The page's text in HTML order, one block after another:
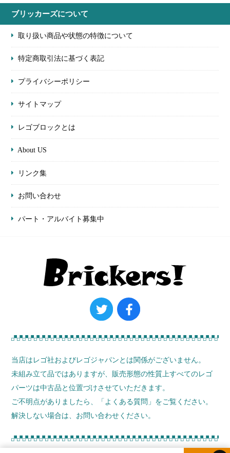
ブリッカーズについて
取り扱い商品や状態の特徴について
特定商取引法に基づく表記
プライバシーポリシー
サイトマップ
レゴブロックとは
About US
リンク集
お問い合わせ
パート・アルバイト募集中
当店はレゴ社およびレゴジャパンとは関係がございません。
未組み立て品ではありますが、販売形態の性質上すべてのレゴ
パーツは中古品と位置づけさせていただきます。
ご不明点がありましたら、
「よくある質問」 をご覧ください。
解決しない場合は、お問い合わせください。